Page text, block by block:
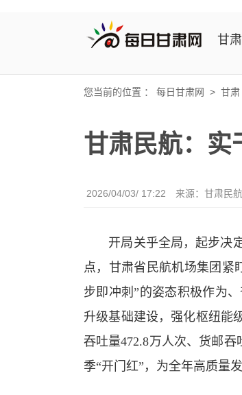
甘肃
您当前的位置 ： 每日甘肃网 > 甘肃
甘肃民航：实
2026/04/03/ 17:22 来源：甘肃民航
开局关乎全局，起步决
点，甘肃省民航机场集团紧
步即冲刺”的姿态积极作为
升级基础建设，强化枢纽能
吞吐量472.8万人次、货邮吞
季“开门红”，为全年高质量